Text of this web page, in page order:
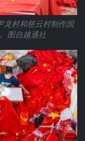
龙村和慈云村制作国
图自越通社